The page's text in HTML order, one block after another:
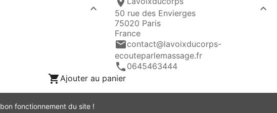
fonctionnement du site !


50 rue des Envierges
75020 Paris
France
emailcontact@lavoixducorps-
ecouteparlemassage.fr
call 0645463444
 Ajouter au panier